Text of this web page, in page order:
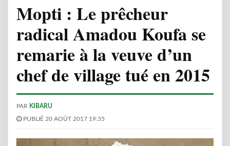
Mopti : Le prêcheur
radical Amadou Koufa se
remarie à la veuve d’un
chef de village tué en 2015
PAR KIBARU
PUBLIÉ 20 AOÛT 2017 19:35